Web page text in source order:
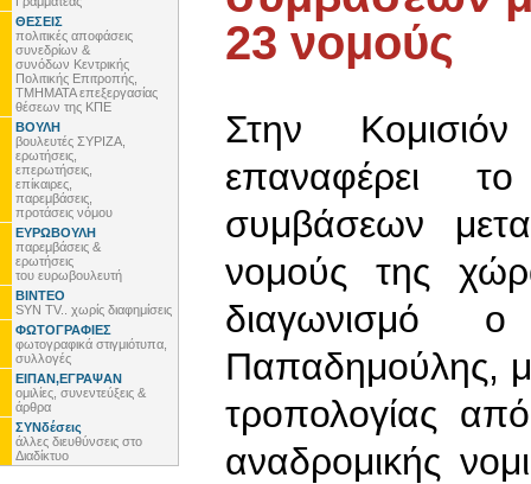
ΘΕΣΕΙΣ
πολιτικές αποφάσεις
συνεδρίων &
συνόδων Κεντρικής
Πολιτικής Επιτροπής,
ΤΜΗΜΑΤΑ επεξεργασίας
θέσεων της ΚΠΕ
ΒΟΥΛΗ
βουλευτές ΣΥΡΙΖΑ,
ερωτήσεις,
επερωτήσεις,
επίκαιρες,
παρεμβάσεις,
προτάσεις νόμου
ΕΥΡΩΒΟΥΛΗ
παρεμβάσεις &
ερωτήσεις
του ευρωβουλευτή
ΒΙΝΤΕΟ
SYN TV.. χωρίς διαφημίσεις
ΦΩΤΟΓΡΑΦΙΕΣ
φωτογραφικά στιγμιότυπα,
συλλογές
ΕΙΠΑΝ,ΕΓΡΑΨΑΝ
ομιλίες, συνεντεύξεις &
άρθρα
ΣΥΝδέσεις
άλλες διευθύνσεις στο
Διαδίκτυο
23 νομούς
Στην
επαναφέρει
συμβάσεων
νομούς της
διαγωνισμό ο
Παπαδημούλης,
τροπολογίας
αναδρομικής